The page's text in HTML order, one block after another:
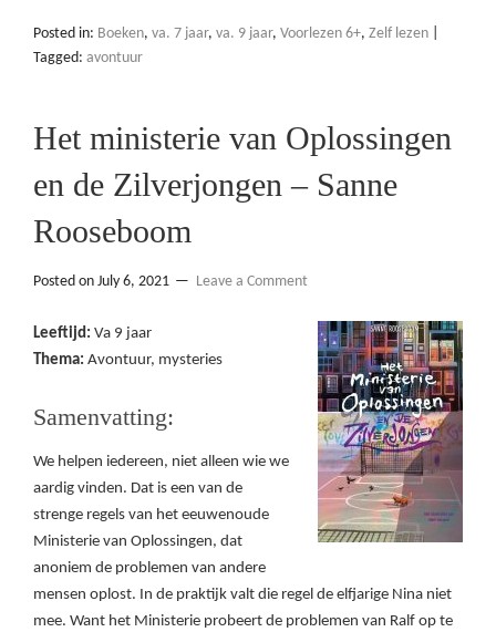
Posted in: Boeken, va. 7 jaar, va. 9 jaar, Voorlezen 6+, Zelf lezen
Tagged: avontuur
Het ministerie van Oplossingen
en de Zilverjongen – Sanne
Rooseboom
Posted on July 6, 2021 Leave a Comment
Leeftijd: Va 9 jaar
Thema: Avontuur, mysteries
Samenvatting:
We helpen iedereen, niet alleen wie we
aardig vinden. Dat is een van de
strenge regels van het eeuwenoude
Ministerie van Oplossingen, dat
anoniem de problemen van andere
mensen oplost. In de praktijk valt die regel de elfjarige Nina niet
mee. Want het Ministerie probeert de problemen van Ralf op te